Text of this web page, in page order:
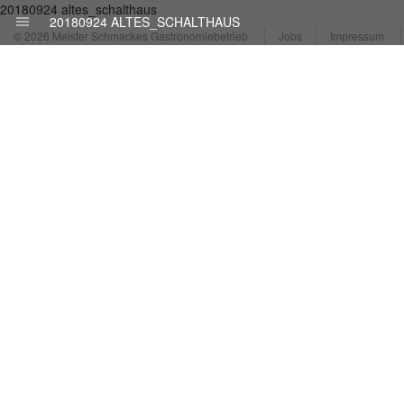
20180924 ALTES_SCHALTHAUS
20180924 altes_schalthaus
© 2026 Meister Schmackes Gastronomiebetrieb Jobs Impressum